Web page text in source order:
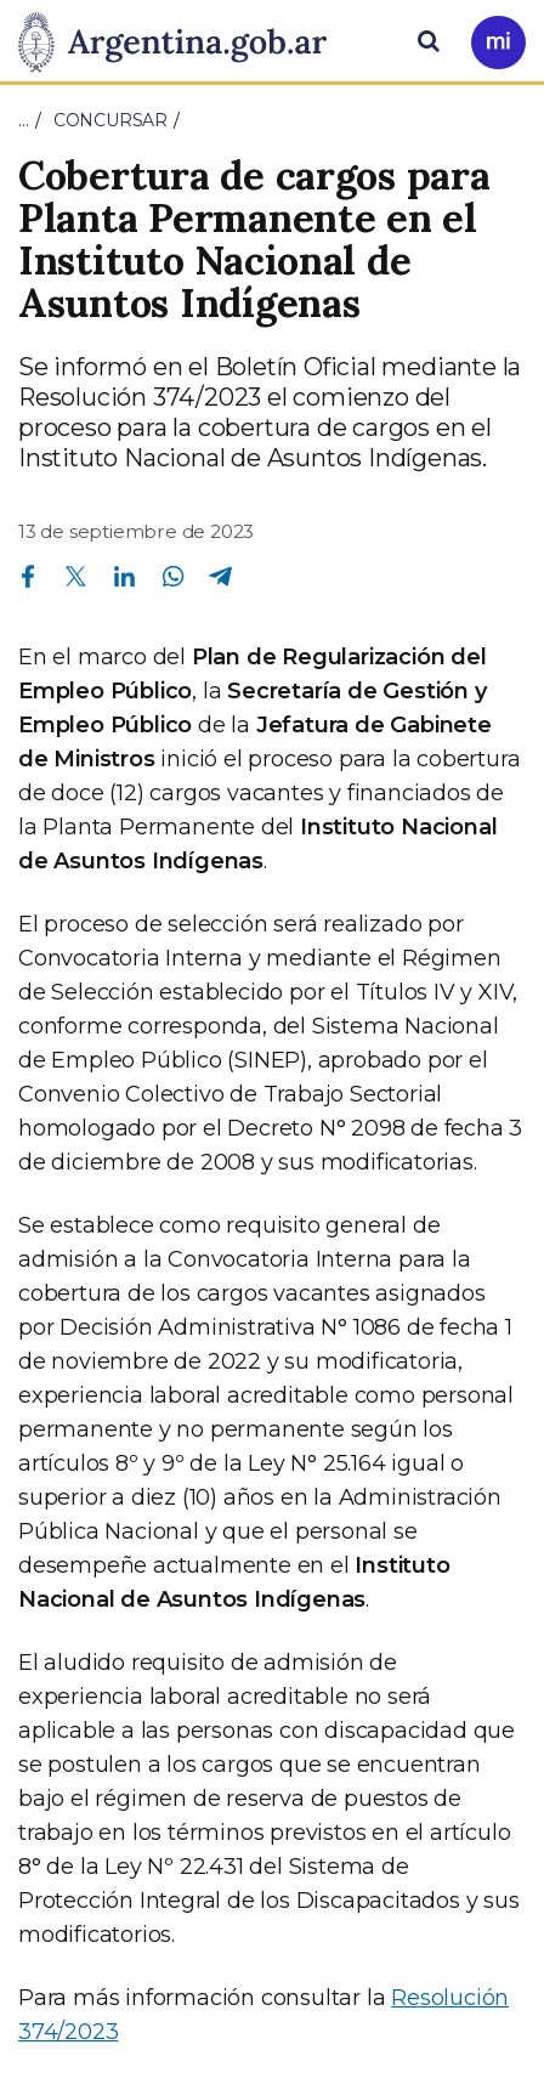
Presidencia
de
la
Nación
Pasar al contenido principal
Ir
a
Buscar
… CONCURSAR
Cobertura de cargos para
Planta Permanente en el
Instituto Nacional de
Asuntos Indígenas
Se informó en el Boletín Oficial mediante la
Resolución 374/2023 el comienzo del
proceso para la cobertura de cargos en el
Instituto Nacional de Asuntos Indígenas.
13 de septiembre de 2023
Compartir en Facebook Compartir en Twitter Compartir en Linkedin Compartir en Whatsapp
En el marco del Plan de Regularización del
Empleo Público, laSecretaría de Gestión y
Empleo Público de la Jefatura de Gabinete
de Ministrosinició el proceso para la cobertura
de doce (12) cargos vacantes y financiados de
la Planta Permanente del Instituto Nacional
de Asuntos Indígenas.
El proceso de selección será realizado por
Convocatoria Interna y mediante el Régimen
de Selección establecido por el Títulos IV y XIV,
conforme corresponda, del Sistema Nacional
de Empleo Público (SINEP), aprobado por el
Convenio Colectivo de Trabajo Sectorial
homologado por el Decreto N° 2098 de fecha 3
de diciembre de 2008 y sus modificatorias.
Se establece como requisito general de
admisión a la Convocatoria Interna para la
cobertura de los cargos vacantes asignados
por Decisión Administrativa N° 1086 de fecha 1
de noviembre de 2022 y su modificatoria,
experiencia laboral acreditable como personal
permanente y no permanente según los
artículos 8º y 9º de la Ley N° 25.164 igual o
superior a diez (10) años en la Administración
Pública Nacional y que el personal se
desempeñe actualmente en el Instituto
Nacional de Asuntos Indígenas.
El aludido requisito de admisión de
experiencia laboral acreditable no será
aplicable a las personas con discapacidad que
se postulen a los cargos que se encuentran
bajo el régimen de reserva de puestos de
trabajo en los términos previstos en el artículo
8° de la Ley Nº 22.431 del Sistema de
Protección Integral de los Discapacitados y sus
modificatorios.
Para más información consultar la Resolución
374/2023